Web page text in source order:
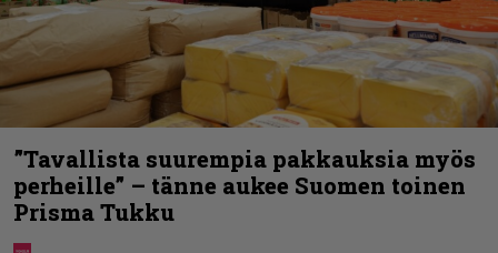
”Tavallista suurempia pakkauksia myös
perheille” – tänne aukee Suomen toinen
Prisma Tukku